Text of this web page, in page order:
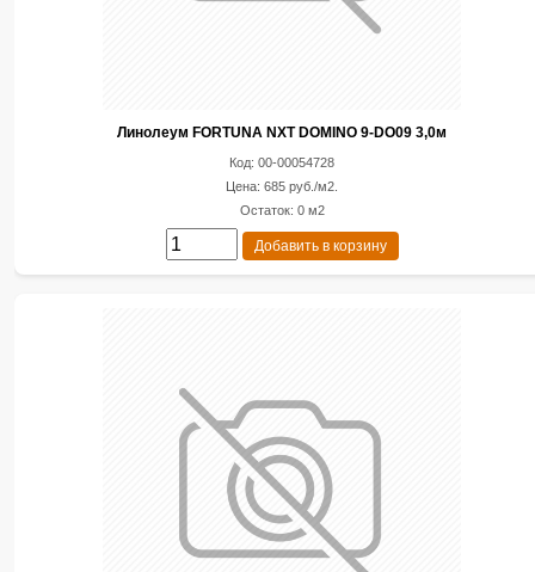
Линолеум FORTUNA NXT DOMINO 9-DO09 3,0м
Код: 00-00054728
Цена: 685 руб./м2.
Остаток: 0 м2
Добавить в корзину